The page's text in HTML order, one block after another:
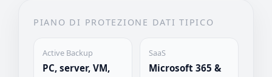
PIANO DI PROTEZIONE DATI TIPICO
Active Backup
PC, server, VM,
SaaS
Microsoft 365 &